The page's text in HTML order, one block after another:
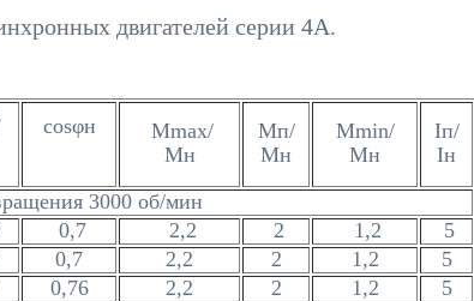
двигателей серии 4А.
соsφн
Мmax/
Mн
Мп/
Мн
Мmin/
Mн
Iп/
Iн
3000 об/мин
0,7 2,2 2 1,2
5
0,7 2,2 2 1,2
5
0,76 2,2 2 1,2
5